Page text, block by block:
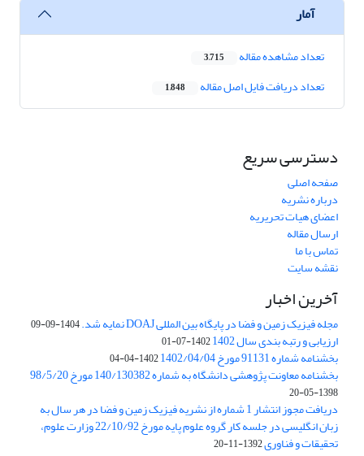
آمار
تعداد مشاهده مقاله 3,715
تعداد دریافت فایل اصل مقاله 1,848
دسترسی سریع
صفحه اصلی
درباره نشریه
اعضای هیات تحریریه
ارسال مقاله
تماس با ما
نقشه سایت
آخرین اخبار
مجله فیزیک زمین و فضا در پایگاه بین المللی DOAJ نمایه شد. 1404-09-09
ارزیابی و رتبه بندی سال 1402 1402-07-01
بخشنامه شماره 91131 مورخ 1402/04/04 1402-04-04
بخشنامه معاونت پژوهشی دانشگاه به شماره 140/130382 مورخ 98/5/20
1398-05-20
دریافت مجوز انتشار 1 شماره از نشریه فیزیک زمین و فضا در هر سال به
زبان انگلیسی در جلسه کار گروه علوم پایه مورخ 22/10/92 وزارت علوم،
تحقیقات و فناوری1392-11-20